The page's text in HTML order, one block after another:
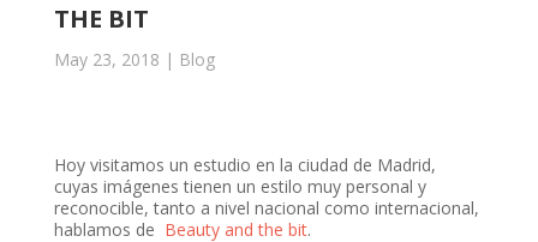
THE BIT
May 23, 2018 | Blog
Hoy visitamos un estudio en la ciudad de Madrid,
cuyas imágenes tienen un estilo muy personal y
reconocible, tanto a nivel nacional como internacional,
hablamos de Beauty and the bit.